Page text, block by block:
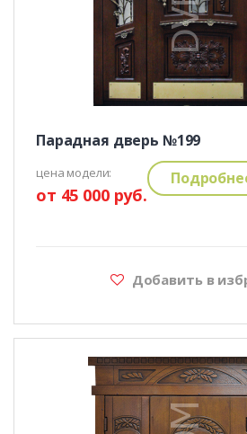
Парадная дверь №199
цена модели:
от 45 000 руб.
Добавить в